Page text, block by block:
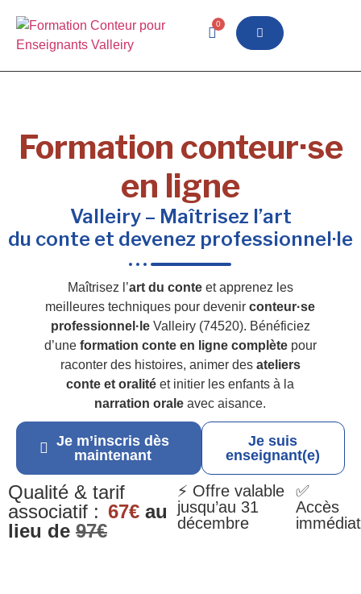
0
Formation conteur·se
en ligne
Valleiry – Maîtrisez l’art
du conte et devenez professionnel·le
Maîtrisez l’art du conteet apprenez les
meilleures techniques pour devenirconteur·se
professionnel·leValleiry (74520). Bénéficiez
d’une formation conte en ligne complètepour
raconter des histoires, animer des ateliers
conte et oralité et initier les enfants à la
narration orale avec aisance.
Je m’inscris dès
maintenant
Je suis
enseignant(e)
Qualité & tarif
associatif : 67€ au
lieu de 97€
⚡ Offre valable
jusqu’au 31
décembre
✅
Accès
immédiat